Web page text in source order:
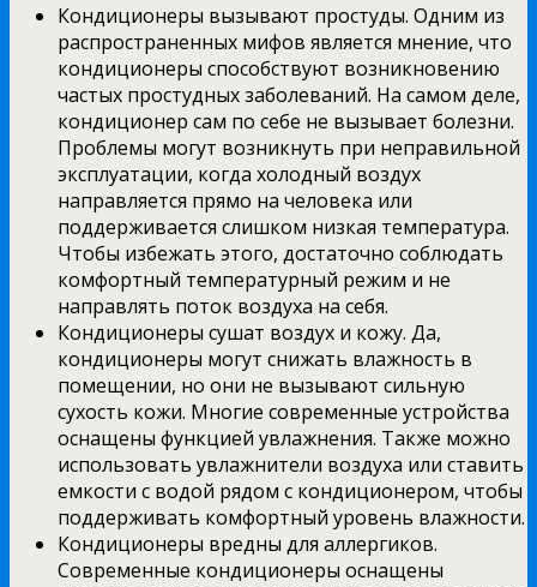
Кондиционеры вызывают простуды. Одним из
распространенных мифов является мнение, что
кондиционеры способствуют возникновению
частых простудных заболеваний. На самом деле,
кондиционер сам по себе не вызывает болезни.
Проблемы могут возникнуть при неправильной
эксплуатации, когда холодный воздух
направляется прямо на человека или
поддерживается слишком низкая температура.
Чтобы избежать этого, достаточно соблюдать
комфортный температурный режим и не
направлять поток воздуха на себя.
Кондиционеры сушат воздух и кожу. Да,
кондиционеры могут снижать влажность в
помещении, но они не вызывают сильную
сухость кожи. Многие современные устройства
оснащены функцией увлажнения. Также можно
использовать увлажнители воздуха или ставить
емкости с водой рядом с кондиционером, чтобы
поддерживать комфортный уровень влажности.
Кондиционеры вредны для аллергиков.
Современные кондиционеры оснащены